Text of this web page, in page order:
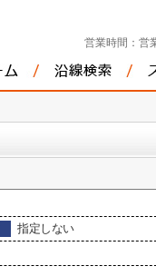
営業時間： 営
指定しない